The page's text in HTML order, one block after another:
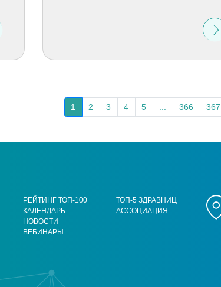
1 2 3 4 5 366 367
РЕЙТИНГ ТОП-100
КАЛЕНДАРЬ
НОВОСТИ
ВЕБИНАРЫ
ТОП-5 ЗДРАВНИЦ
АССОЦИАЦИЯ